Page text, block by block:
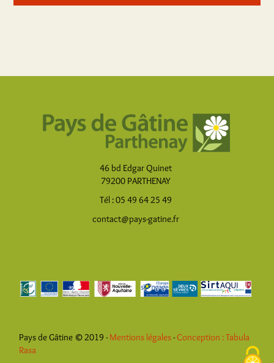
46 bd Edgar Quinet
79200 PARTHENAY
Tél : 05 49 64 25 49
contact@pays-gatine.fr
Pays de Gâtine © 2019 -Mentions légales-Conception : Tabula
Rasa